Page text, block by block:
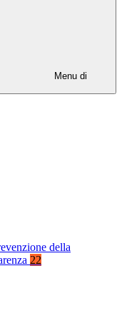
Menu di
della
22